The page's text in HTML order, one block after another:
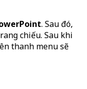
. Sau đó,
chiếu. Sau khi
thanh menu sẽ